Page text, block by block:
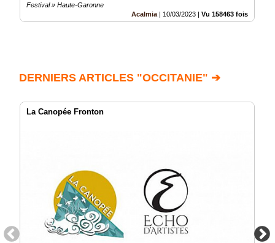
Festival » Haute-Garonne
Acalmia | 10/03/2023 | Vu 158463 fois
DERNIERS ARTICLES "OCCITANIE" ➔
La Canopée Fronton